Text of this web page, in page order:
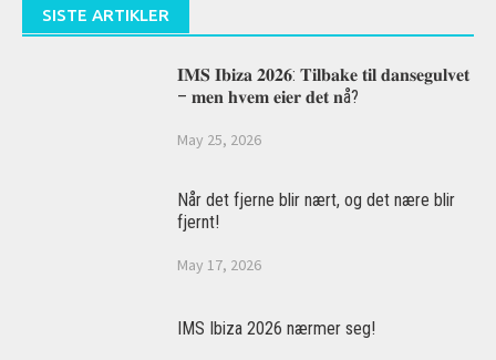
SISTE ARTIKLER
𝐈𝐌𝐒 𝐈𝐛𝐢𝐳𝐚 𝟐𝟎𝟐𝟔: 𝐓𝐢𝐥𝐛𝐚𝐤𝐞 𝐭𝐢𝐥 𝐝𝐚𝐧𝐬𝐞𝐠𝐮𝐥𝐯𝐞𝐭
– 𝐦𝐞𝐧 𝐡𝐯𝐞𝐦 𝐞𝐢𝐞𝐫 𝐝𝐞𝐭 𝐧å?
May 25, 2026
Når det fjerne blir nært, og det nære blir
fjernt!
May 17, 2026
IMS Ibiza 2026 nærmer seg!